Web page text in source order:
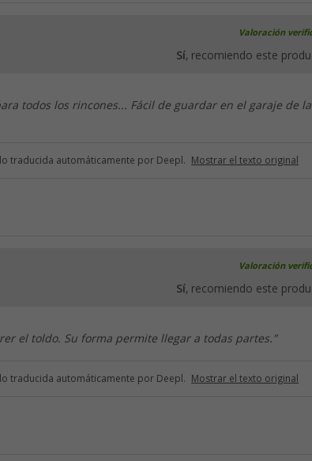
Valoración
Sí, recomiendo este
todos los rincones... Fácil de guardar en el garaje de la
traducida automáticamente por Deepl. Mostrar el texto original
Valoración
Sí, recomiendo este
el toldo. Su forma permite llegar a todas partes."
traducida automáticamente por Deepl. Mostrar el texto original